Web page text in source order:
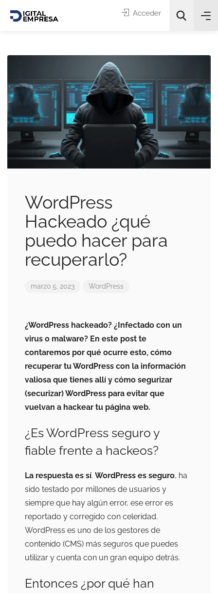
Categorías
Acceder
WordPress
Hackeado ¿qué
puedo hacer para
recuperarlo?
marzo 5, 2023 WordPress
¿WordPress hackeado? ¿Infectado con un
virus o malware? En este post te
contaremos por qué ocurre esto, cómo
recuperar tu WordPress con la información
valiosa que tienes allí y cómo segurizar
(securizar) WordPress para evitar que
vuelvan a hackear tu página web.
¿Es WordPress seguro y
fiable frente a hackeos?
La respuesta es sí. WordPress es seguro, ha
sido testado por millones de usuarios y
siempre que hay algún error, ese error es
reportado y corregido con celeridad.
WordPress es uno de los gestores de
contenido (CMS) más seguros que puedes
utilizar y cuenta con un gran equipo detrás.
Entonces ¿por qué han